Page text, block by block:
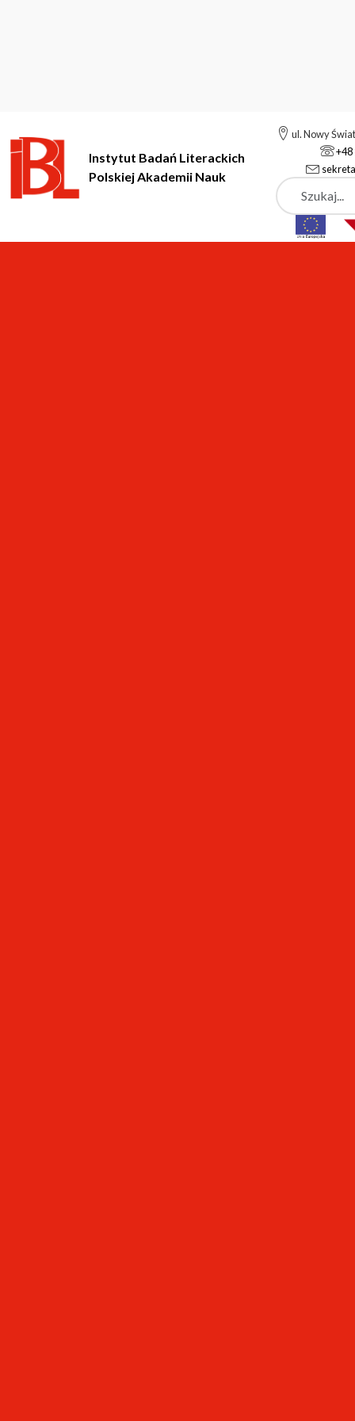
Instytut Badań Literackich
Polskiej Akademii Nauk
ul. Nowy
+48
Szukaj
Instytut Badań Literackich Polskiej Akademii Nauk Instytut
Pracownia Literatury
Pracownia Literatury Oświecenia od początku swojego
Cechą charakterystyczną Pracowni jest
historii, historii sztuki pozwala prowadzić badania na
badań jest twórczość poetycka i prozatorska epoki
politycznego Rzeczypospolitej Obojga Narodów,
pamiętnikarstwa oświeceniowego, zwłaszcza
obręb zainteresowań członków Pracowni wchodzą
także z obszaru tekstologii i edytorstwa. Efekty prac w
Pracownia jest ważnym punktem na mapie polskich
różne ośrodki i różne dyscypliny naukowe. Służą temu
organizowane konferencje. W jednych i drugich oprócz
Szwajcaria, Szwecja i inne). Członkowie Pracowni są
organizacji wspólnych konferencji i działań
U początków istnienia Pracowni leży opublikowany w
napisany przez Tadeusza Mikulskiego, który wskazał
Badań Literackich PAN, a następnie, już w Warszawie
Goliński, następnie od 1973 do 2006 r. prof. Teresa
prof. Anna Grześkowiak-Krwawicz. Wśród członków